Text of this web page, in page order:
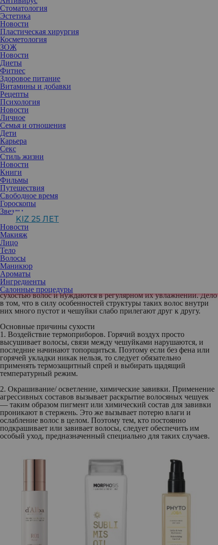
Стоматология
Эстетика
Новости
Пластическая хирургия
Косметология
ЗОЖ
Новости
Диеты
Фитнес
Здоровое питание
Витамины и добавки
Рецепты
Психология
Новости
Личное
Семья и отношения
Дети
Карьера
Секс
Стиль жизни
Новости
Книги
Фильмы
Путешествия
Свободное время
Гороскопы
Звезды
KIZ 25 ЛЕТ
Новости
Макияж
Лицо
Тело
Волосы
Маникюр
Ароматы
Ингредиенты
Салонные процедуры
Шелковистыми и блестящими волосы могут быть только тогда,
когда они здоровы: их структура не нарушена и они оптимально
увлажнены. Но если пряди тусклые и непослушные, им
наверняка не хватает влаги.
Гладкость и эластичность волосам придают два основных
фактора — здоровая кутикула, чешуйки которой хорошо
прилегают друг к другу, и нормальная выработка кожного сала,
которая помогает сохранять увлажненность. В этом случае
волосы выглядят здоровыми. Они упругие, послушные, имеют
яркий цвет и характерный блеск. Но если чешуйки кутикулы
постоянно приподняты, то стержень теряет влагу. То же
происходит из-за недостаточной выработки сального секрета. В
результате волосы становятся сухими, ломкими, плохо
расчесываются, повреждаются, секутся, а цвет тускнеет.
Прическа в целом приобретает неопрятность.
Кстати, обладательницы натуральных кудрей часто страдают
сухостью волос и нуждаются в регулярном их увлажнении. Дело
в том, что в силу особенностей структуры таких волос внутри
них много пустот и чешуйки слабо прилегают друг к другу.
Основные причины сухости
1. Воздействие термоприборов. Горячий воздух просто
высушивает волосы, связи между чешуйками нарушаются, и
последние начинают топорщиться. Поэтому если без фена или
горячей укладки никак нельзя, то следует обязательно
применять термозащитный спрей и выбирать щадящий
температурный режим.
2. Окрашивание/ осветление, химические завивки. Применение
агрессивных составов вызывает раскрытие волосяных чешуек
— таким образом пигмент или химический состав для завивки
проникают в стержень. Это же вызывает потерю влаги и
ослабление волос в целом. Поэтому тем, кто постоянно
подкрашивает или завивает волосы, следует обеспечить им
особый уход, предназначенный специально для таких случаев.